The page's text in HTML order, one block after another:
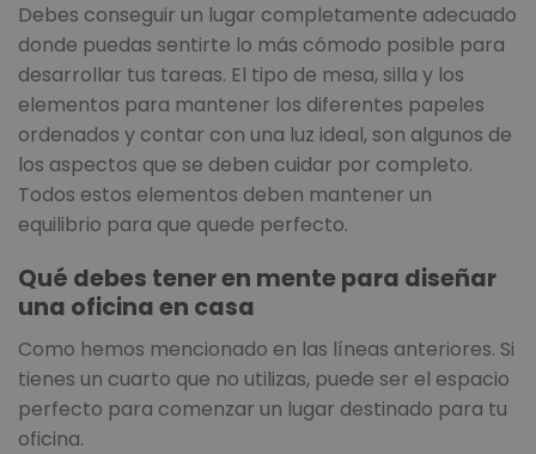
Debes conseguir un lugar completamente adecuado
donde puedas sentirte lo más cómodo posible para
desarrollar tus tareas. El tipo de mesa, silla y los
elementos para mantener los diferentes papeles
ordenados y contar con una luz ideal, son algunos de
los aspectos que se deben cuidar por completo.
Todos estos elementos deben mantener un
equilibrio para que quede perfecto.
Qué debes tener en mente para diseñar
una oficina en casa
Como hemos mencionado en las líneas anteriores. Si
tienes un cuarto que no utilizas, puede ser el espacio
perfecto para comenzar un lugar destinado para tu
oficina.